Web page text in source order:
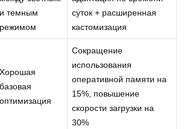
и темным
режимом
суток + расширенная
кастомизация
Хорошая
базовая
оптимизация
Сокращение
использования
оперативной памяти на
15%, повышение
скорости загрузки на
30%